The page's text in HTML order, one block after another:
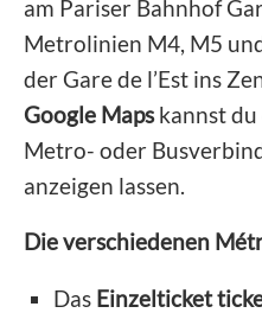
am Pariser Bahnhof
Metrolinien M4, M5
der Gare de l’Est ins
Google Mapskannst
Metro- oder
anzeigen lassen.
Die verschiedenen
Das Einzelticket